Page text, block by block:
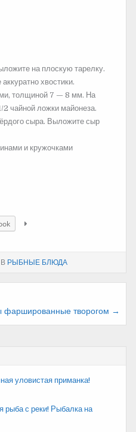
на плоскую тарелку.
хвостики.
толщиной 7 — 8 мм. На
чайной ложки майонеза.
сыра. Выложите сыр
и кружочками
РЫБНЫЕ БЛЮДА
фаршированные творогом →
уловистая приманка!
рыба с реки! Рыбалка на